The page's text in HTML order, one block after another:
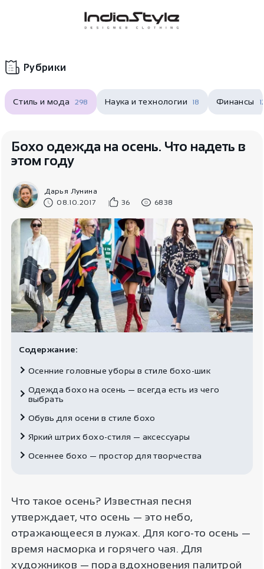
Корзина
В корзиненеттоваров
Рубрики
Стиль и мода 298 Наука и технологии 18 Финансы
Бохо одежда на осень. Что надеть в
этом году
Дарья Лунина
08.10.2017
36 6838
Содержание:
Осенние головные уборы в стиле бохо-шик
Одежда бохо на осень — всегда есть из чего
выбрать
Обувь для осени в стиле бохо
Яркий штрих бохо-стиля — аксессуары
Осеннее бохо — простор для творчества
Что такое осень? Известная песня
утверждает, что осень — это небо,
отражающееся в лужах. Для кого-то осень —
время насморка и горячего чая. Для
художников — пора вдохновения палитрой